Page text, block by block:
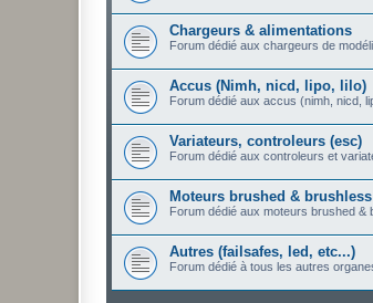
Chargeurs & alimentations
Forum dédié aux chargeurs de
Accus (Nimh, nicd, lipo, lilo)
Forum dédié aux accus (nimh, nicd,
Variateurs, controleurs (esc)
Forum dédié aux controleurs et
Moteurs brushed & brushless
Forum dédié aux moteurs brushed &
Autres (failsafes, led, etc...)
Forum dédié à tous les autres